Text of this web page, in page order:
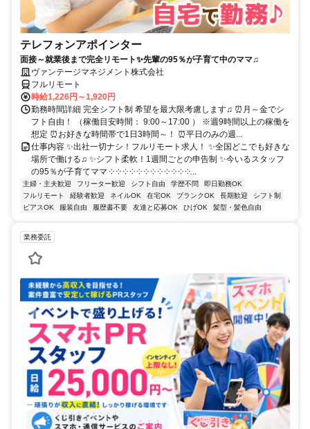
テレフォンアポインター
面接～就業後まで完全リモート✨先輩の95％が子育て中のママ♫
ヴァンテージマネジメント株式会社
フルリモート
時給1,226円～1,920円
勤務時間詳細 完全シフト制 希望を最大限考慮します♫ ⏰月～金でシ
フト自由！ （稼働目安時間： 9:00～17:00 ） ※週9時間以上の稼働を
想定 ⏰お好きな時間帯で1日3時間～！ ⏰平日のみの週...
仕事内容 ✨出社一切ナシ！フルリモート求人！ ✨全国どこでも好きな
場所で働ける♫ ✨シフト柔軟！1週間ごとの申告制 ✨今いるスタッフ
の95％が子育てママ ༶ ༶ ༶ ༶ ༶ ༶ ༶ ༶ ༶ ༶ ༶ ༶...
主婦・主夫歓迎 フリーター歓迎 シフト自由 学歴不問
即日勤務OK
フルリモート
経験者歓迎 ネイルOK 在宅OK ブランクOK 長期歓迎
シフト制
ピアスOK
服装自由 履歴書不要 友達と応募OK ひげOK 髪型・髪色自由
業務委託